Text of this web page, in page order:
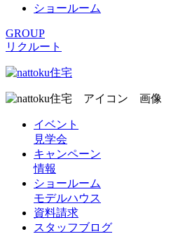
ショールーム
GROUP
リクルート
イベント
見学会
キャンペーン
情報
ショールーム
モデルハウス
資料請求
スタッフブログ